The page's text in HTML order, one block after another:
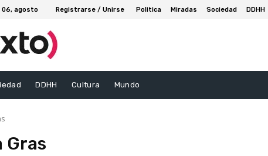
06, agosto Registrarse / Unirse Politica Miradas Sociedad DDHH
DDHH Cultura Mundo
Gras